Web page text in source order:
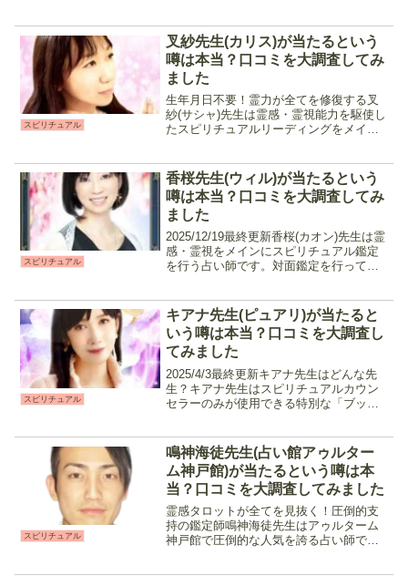
分かりやすいメッセージを届けてくれま
す。気になる相手の現在...
スピリチュアル
叉紗先生(カリス)が当たるという
噂は本当？口コミを大調査してみ
ました
生年月日不要！霊力が全てを修復する叉
紗(サシャ)先生は霊感・霊視能力を駆使し
たスピリチュアルリーディングをメイン
係などの複雑な事情を持つ相談者に人
気。アドバイスも的確に...
スピリチュアル
香桜先生(ウィル)が当たるという
噂は本当？口コミを大調査してみ
ました
2025/12/19最終更新香桜(カオン)先生は霊
感・霊視をメインにスピリチュアル鑑定
を行う占い師です。対面鑑定を行ってい
てくれつつも相手の気持ちや現状、この
先の流れを...
スピリチュアル
キアナ先生(ピュアリ)が当たると
いう噂は本当？口コミを大調査し
てみました
2025/4/3最終更新キアナ先生はどんな先
生？キアナ先生はスピリチュアルカウン
セラーのみが使用できる特別な「ブッダ
オリジナル占術で鑑定を行う占い師で
す。カードだけでな...
スピリチュアル
鳴神海徒先生(占い館アゥルター
ム神戸館)が当たるという噂は本
当？口コミを大調査してみました
霊感タロットが全てを見抜く！圧倒的支
持の鑑定師鳴神海徒先生はアゥルターム
神戸館で圧倒的な人気を誇る占い師で